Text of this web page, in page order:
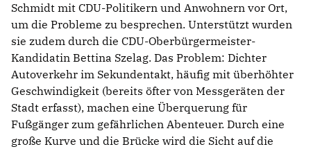
Schmidt mit CDU-Politikern und Anwohnern vor Ort,
um die Probleme zu besprechen. Unterstützt wurden
sie zudem durch die CDU-Oberbürgermeister-
Kandidatin Bettina Szelag. Das Problem: Dichter
Autoverkehr im Sekundentakt, häufig mit überhöhter
Geschwindigkeit (bereits öfter von Messgeräten der
Stadt erfasst), machen eine Überquerung für
Fußgänger zum gefährlichen Abenteuer. Durch eine
große Kurve und die Brücke wird die Sicht auf die